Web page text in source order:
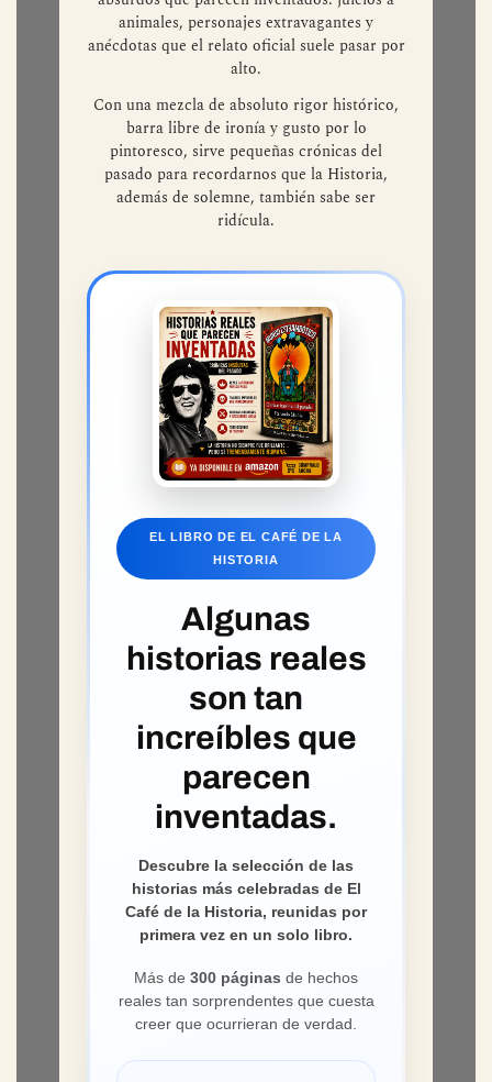
Historia tropieza consigo misma. Desde
café de la Historia rastrea episodios reales tan
absurdos que parecen inventados: juicios a
animales, personajes extravagantes y
anécdotas que el relato oficial suele pasar por
alto.
Con una mezcla de absoluto rigor histórico,
barra libre de ironía y gusto por lo
pintoresco, sirve pequeñas crónicas del
además de solemne, también sabe ser
EL LIBRO DE EL CAFÉ DE LA
HISTORIA
Algunas
historias reales
son tan
increíbles que
inventadas.
Descubre la selección de las
Café de la Historia, reunidas por
primera vez en un solo libro.
reales tan sorprendentes que cuesta